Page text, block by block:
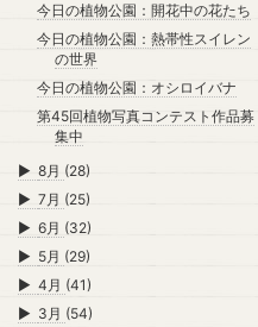
今日の植物公園：開花中の花たち
今日の植物公園：熱帯性スイレン
の世界
今日の植物公園：オシロイバナ
第45回植物写真コンテスト作品募
集中
►8月 (28)
►7月 (25)
►6月 (32)
► 5月 (29)
►4月 (41)
► 3月 (54)